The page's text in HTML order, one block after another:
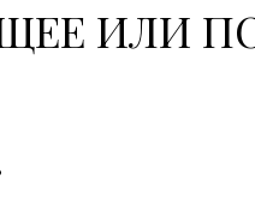
ИЛИ